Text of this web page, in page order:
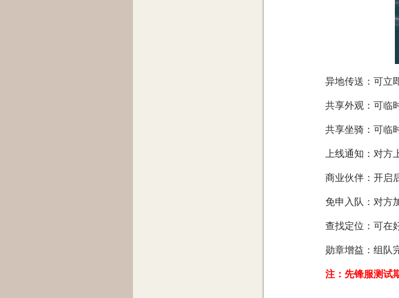
异地传送：可立
共享外观：可临
共享坐骑：可临
上线通知：对方
商业伙伴：开启
免申入队：对方
查找定位：可在
勋章增益：组队
注：先锋服测试